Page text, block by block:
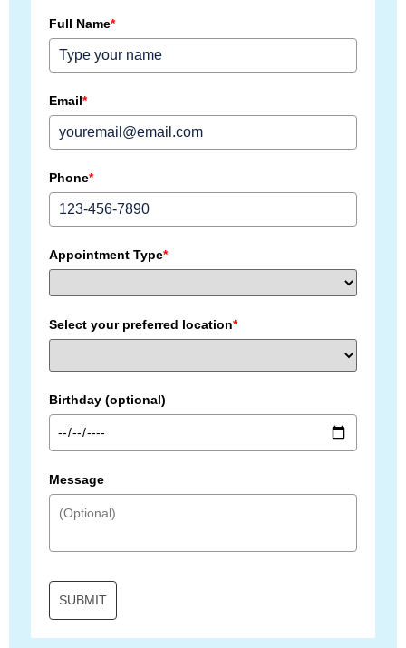
Full Name*
Email*
Phone*
Appointment Type*
Select your preferred location*
Birthday (optional)
Message
SUBMIT